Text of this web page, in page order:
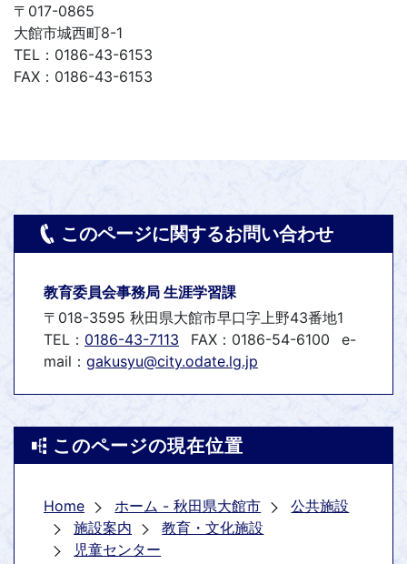
〒017-0865
大館市城西町8-1
TEL：0186-43-6153
FAX：0186-43-6153
このページに関するお問い合わせ
教育委員会事務局 生涯学習課
〒018-3595 秋田県大館市早口字上野43番地1
TEL： 0186-43-7113 FAX：0186-54-6100
e-
mail： gakusyu@city.odate.lg.jp
このページの現在位置
Home ホーム - 秋田県大館市
公共施設
施設案内
教育・文化施設
児童センター